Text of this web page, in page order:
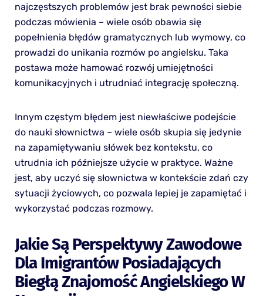
najczęstszych problemów jest brak pewności siebie
podczas mówienia – wiele osób obawia się
popełnienia błędów gramatycznych lub wymowy, co
prowadzi do unikania rozmów po angielsku. Taka
postawa może hamować rozwój umiejętności
komunikacyjnych i utrudniać integrację społeczną.
Innym częstym błędem jest niewłaściwe podejście
do nauki słownictwa – wiele osób skupia się jedynie
na zapamiętywaniu słówek bez kontekstu, co
utrudnia ich późniejsze użycie w praktyce. Ważne
jest, aby uczyć się słownictwa w kontekście zdań czy
sytuacji życiowych, co pozwala lepiej je zapamiętać i
wykorzystać podczas rozmowy.
Jakie Są Perspektywy Zawodowe
Dla Imigrantów Posiadających
Biegłą Znajomość Angielskiego W